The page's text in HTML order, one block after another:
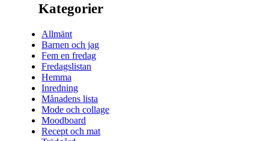
Kategorier
Allmänt
Barnen och jag
Fem en fredag
Fredagslistan
Hemma
Inredning
Månadens lista
Mode och collage
Moodboard
Recept och mat